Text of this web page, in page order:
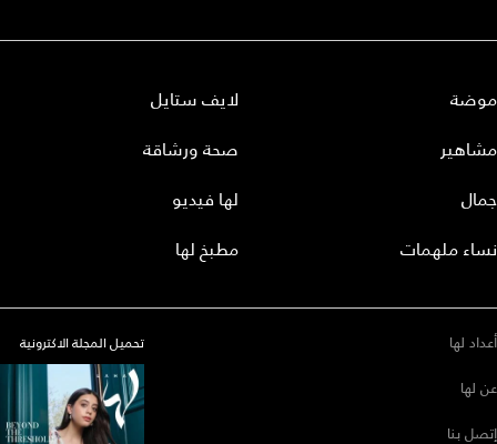
موضة
مشاهير
جمال
نساء ملهمات
لايف ستايل
صحة ورشاقة
لها فيديو
مطبخ لها
أعداد لها
عن لها
إتصل بنا
تحميل المجلة الاكترونية